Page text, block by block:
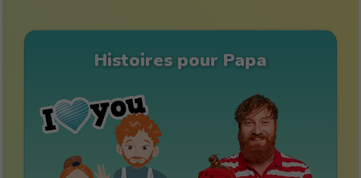
Histoires pour Papa